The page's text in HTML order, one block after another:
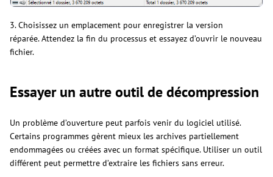
3. Choisissez un emplacement pour enregistrer la version
réparée. Attendez la fin du processus et essayez d’ouvrir le nouveau
fichier.
Essayer un autre outil de décompression
Un problème d’ouverture peut parfois venir du logiciel utilisé.
Certains programmes gèrent mieux les archives partiellement
endommagées ou créées avec un format spécifique. Utiliser un outil
différent peut permettre d’extraire les fichiers sans erreur.